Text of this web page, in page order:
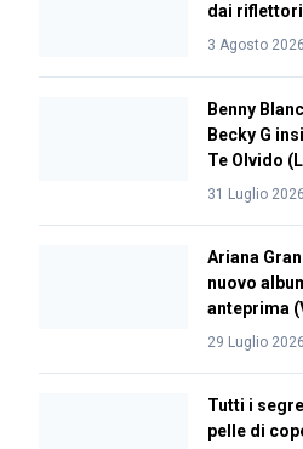
dai
3 Agosto 2026
Benny
Becky G
Te Olvido
31 Luglio 2026
Ariana
nuovo
anteprima
29 Luglio 2026
Tutti i
pelle di